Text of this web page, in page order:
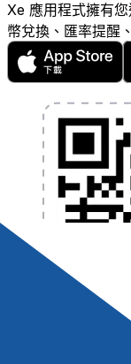
Xe 應用程式擁有
幣兌換、匯率提醒